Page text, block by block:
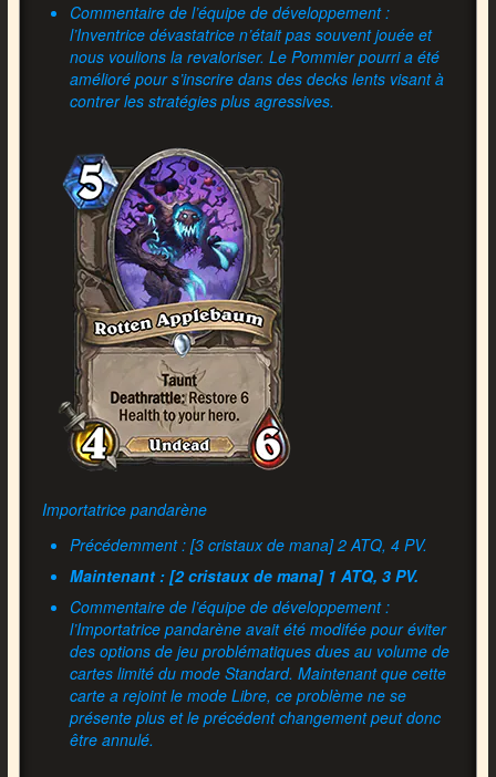
Commentaire de l’équipe de développement :
l’Inventrice dévastatrice n’était pas souvent jouée et
nous voulions la revaloriser. Le Pommier pourri a été
amélioré pour s’inscrire dans des decks lents visant à
contrer les stratégies plus agressives.
Importatrice pandarène
Précédemment : [3 cristaux de mana] 2 ATQ, 4 PV.
Maintenant : [2 cristaux de mana] 1 ATQ, 3 PV.
Commentaire de l’équipe de développement :
l’Importatrice pandarène avait été modifée pour éviter
des options de jeu problématiques dues au volume de
cartes limité du mode Standard. Maintenant que cette
carte a rejoint le mode Libre, ce problème ne se
présente plus et le précédent changement peut donc
être annulé.